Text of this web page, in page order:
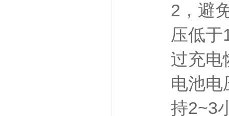
2，避
压低于
过充电
电池电
持2~3